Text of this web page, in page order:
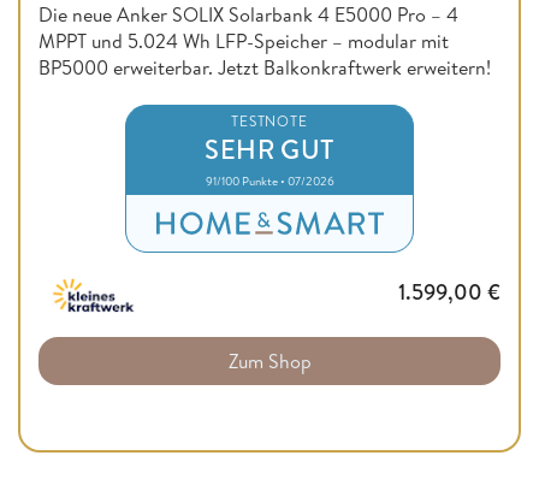
Die neue Anker SOLIX Solarbank 4 E5000 Pro – 4
MPPT und 5.024 Wh LFP-Speicher – modular mit
BP5000 erweiterbar. Jetzt Balkonkraftwerk erweitern!
TESTNOTE
SEHR GUT
91/100 Punkte • 07/2026
1.599,00 €
Zum Shop